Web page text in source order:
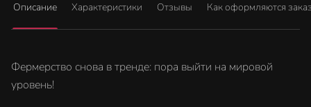
Описание Характеристики Отзывы Как оформляются
Фермерство снова в тренде: пора выйти на мировой
уровень!